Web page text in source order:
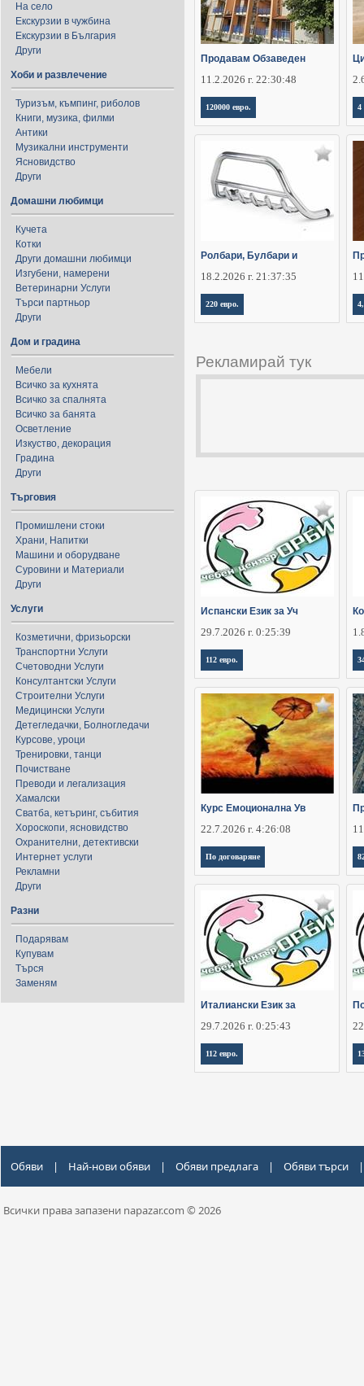
На село
Екскурзии в чужбина
Екскурзии в България
Други
Хоби и развлечение
Туризъм, къмпинг, риболов
Книги, музика, филми
Антики
Музикални инструменти
Ясновидство
Други
Домашни любимци
Кучета
Котки
Други домашни любимци
Изгубени, намерени
Ветеринарни Услуги
Търси партньор
Други
Дом и градина
Мебели
Всичко за кухнята
Всичко за спалнята
Всичко за банята
Осветление
Изкуство, декорация
Градина
Други
Търговия
Промишлени стоки
Храни, Напитки
Машини и оборудване
Суровини и Материали
Други
Услуги
Козметични, фризьорски
Транспортни Услуги
Счетоводни Услуги
Консултантски Услуги
Строителни Услуги
Медицински Услуги
Детегледачки, Болногледачи
Курсове, уроци
Тренировки, танци
Почистване
Преводи и легализация
Хамалски
Сватба, кетъринг, събития
Хороскопи, ясновидство
Охранителни, детективски
Интернет услуги
Рекламни
Други
Разни
Подарявам
Купувам
Търся
Заменям
Продавам Обзаведен
11.2.2026 г. 22:30:48
120000 евро. 4
Ролбари, Булбари и
18.2.2026 г. 21:37:35
220 евро.
Рекламирай тук
Испански Език за Уч
29.7.2026 г. 0:25:39
112 евро.
Курс Емоционална Ув
22.7.2026 г. 4:26:08
По договаряне
Италиански Език за
29.7.2026 г. 0:25:43
112 евро.
Обяви | Най-нови обяви | Обяви предлага | Обяви търси |
Всички права запазени napazar.com © 2026